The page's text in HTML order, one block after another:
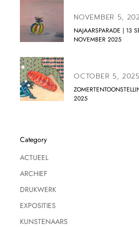
NOVEMBER 5,
NAJAARSPARADE | 13
NOVEMBER 2025
OCTOBER 5, 2025
2025
Category
ACTUEEL
ARCHIEF
DRUKWERK
EXPOSITIES
KUNSTENAARS